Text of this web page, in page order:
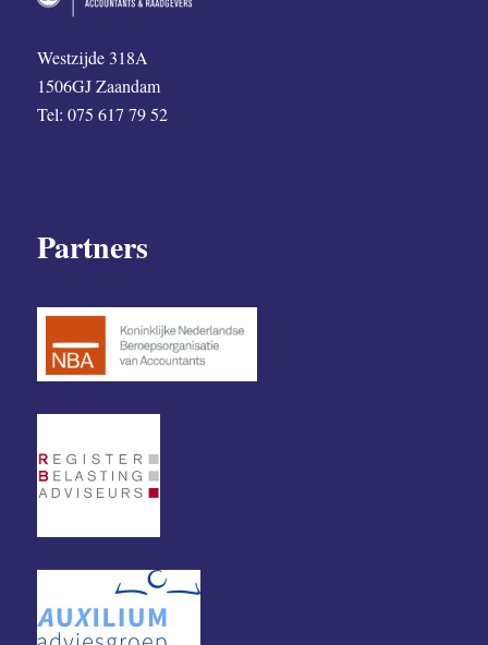
Westzijde 318A
1506GJ Zaandam
Tel: 075 617 79 52
Partners